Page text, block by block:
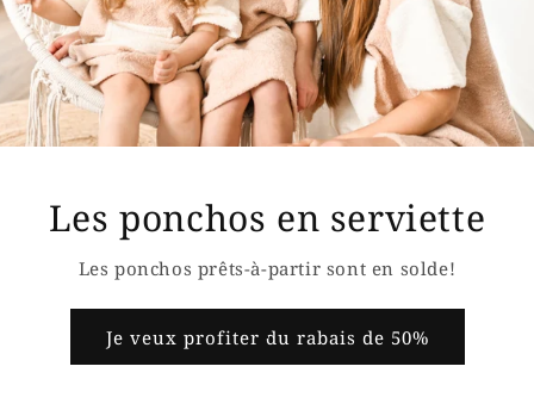
Les ponchos en serviette
Les ponchos prêts-à-partir sont en solde!
Je veux profiter du rabais de 50%